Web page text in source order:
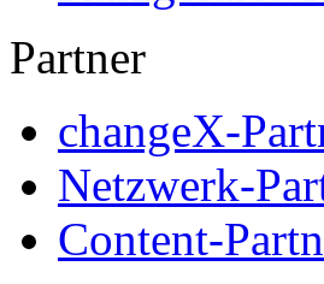
Partner
changeX-
Netzwerk-
Content-